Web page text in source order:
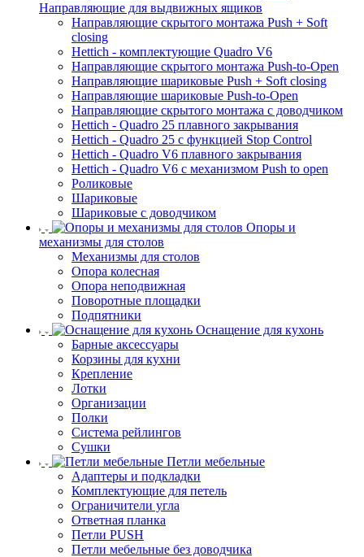
Направляющие для выдвижных ящиков
Направляющие скрытого монтажа Push + Soft
closing
Hettich - комплектующие Quadro V6
Направляющие скрытого монтажа Push-to-Open
Направляющие шариковые Push + Soft closing
Направляющие шариковые Push-to-Open
Направляющие скрытого монтажа с доводчиком
Hettich - Quadro 25 плавного закрывания
Hettich - Quadro 25 с функцией Stop Control
Hettich - Quadro V6 плавного закрывания
Hettich - Quadro V6 с механизмом Push to open
Роликовые
Шариковые
Шариковые с доводчиком
Опоры и
механизмы для столов
Механизмы для столов
Опора колесная
Опора неподвижная
Поворотные площадки
Подпятники
Оснащение для кухонь
Барные аксессуары
Корзины для кухни
Крепление
Лотки
Организации
Полки
Система рейлингов
Сушки
Петли мебельные
Адаптеры и подкладки
Комплектующие для петель
Ограничители угла
Ответная планка
Петли PUSH
Петли мебельные без доводчика